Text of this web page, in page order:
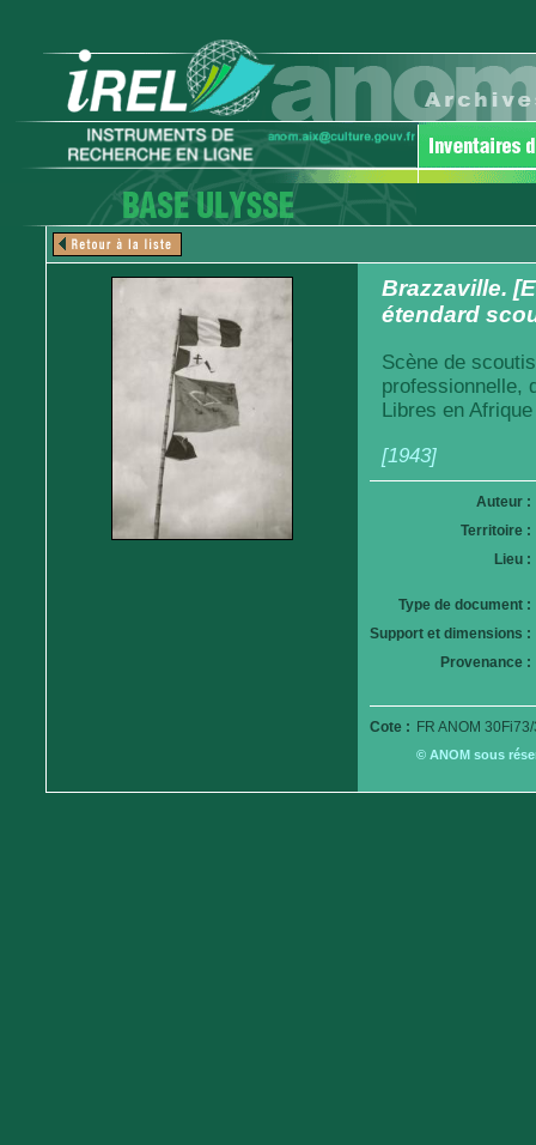
Brazzaville.
étendard
Scène de
professionnelle,
Libres en
[1943]
Auteur :
Territoire :
Lieu :
Type de document :
Support et dimensions :
Provenance :
Cote : FR ANOM
© ANOM sous